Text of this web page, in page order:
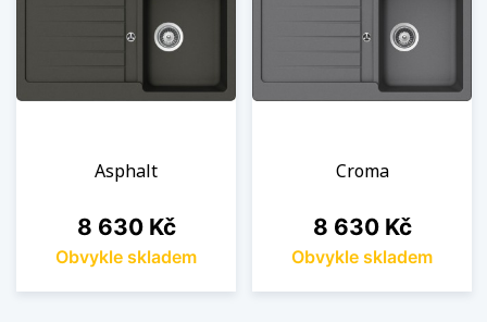
Asphalt
Cena
8 630 Kč
Obvykle skladem
Croma
Cena
8 630 Kč
Obvykle skladem